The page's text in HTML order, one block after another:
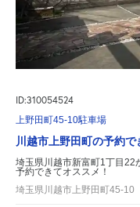
ID:310054524
上野田町45-10駐車場
川越市上野田町の予約で
埼玉県川越市新富町1丁目22
予約できてオススメ！
埼玉県川越市上野田町45-10